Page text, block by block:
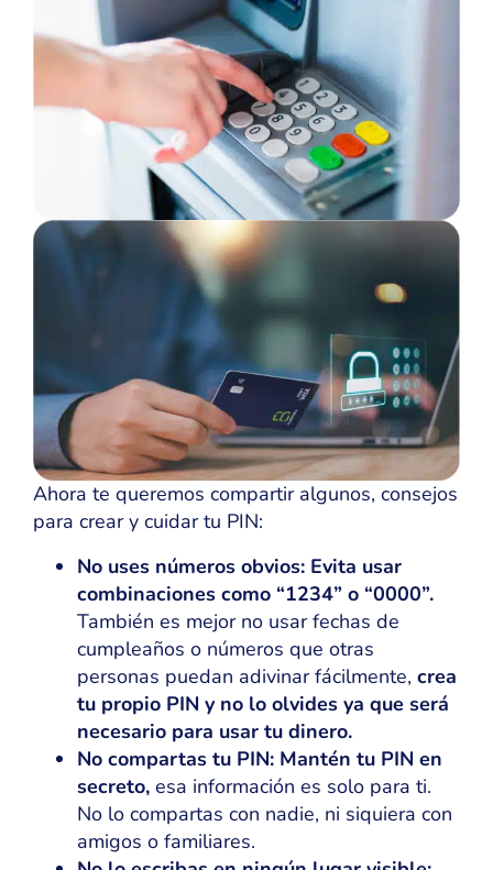
Ahora te queremos compartir algunos, consejos
para crear y cuidar tu PIN:
No uses números obvios: Evita usar
combinaciones como “1234” o “0000”.
También es mejor no usar fechas de
cumpleaños o números que otras
personas puedan adivinar fácilmente, crea
tu propio PIN y no lo olvides ya que será
necesario para usar tu dinero.
No compartas tu PIN: Mantén tu PIN en
secreto, esa información es solo para ti.
No lo compartas con nadie, ni siquiera con
amigos o familiares.